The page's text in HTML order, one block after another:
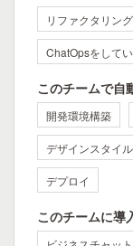
リファクタリン
ChatOpsをして
このチームで自
開発環境構築
デザインスタイ
デプロイ
このチームに導